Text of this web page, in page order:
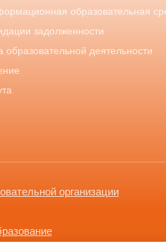
образовательная
задолженности
образовательной деятельности
организации